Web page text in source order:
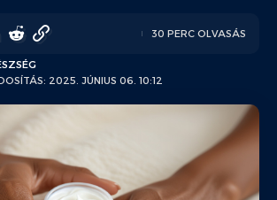
2025. JÚNIUS 06. 10:12
30 PERC OLVASÁS